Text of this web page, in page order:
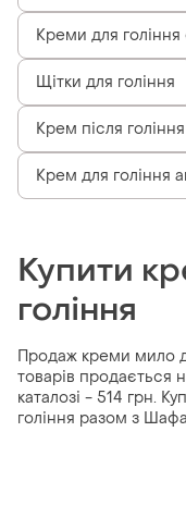
Креми для гоління
Щітки для гоління
Крем після
Крем для гоління
Купити
гоління
Продаж креми мило
товарів продається
каталозі - 514 грн.
гоління разом з